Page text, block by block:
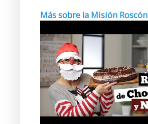
Más sobre la Misión Roscón